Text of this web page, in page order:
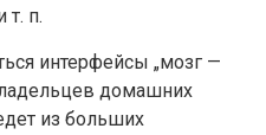
т. п.
интерфейсы „мозг —
домашних
из больших